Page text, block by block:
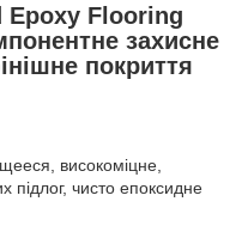
Epoxy Flooring
захисне
покриття
високоміцне,
підлог, чисто епоксидне